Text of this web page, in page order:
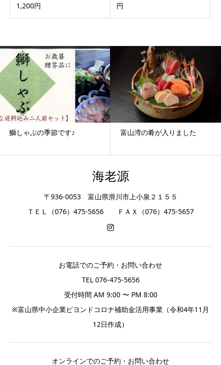
1,200円
円
鰤しゃぶの季節です♪ 富山湾の肴が入りました
海老源
〒936-0053 富山県滑川市上小泉２１５５
ＴＥＬ（076）475-5656 ＦＡＸ（076）475-5657
お電話でのご予約・お問い合わせ
TEL 076-475-5656
受付時間 AM 9:00 〜 PM 8:00
※富山県中小企業ビヨンドコロナ補助金活用事業（令和4年11月
12日作成）
オンラインでのご予約・お問い合わせ